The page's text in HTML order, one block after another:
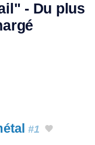
- Du plus
#1